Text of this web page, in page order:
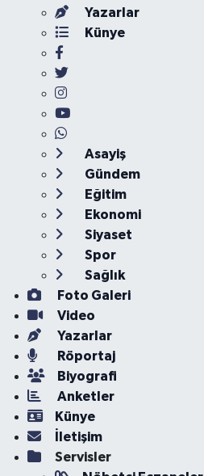
Yazarlar
Künye
Asayiş
Gündem
Eğitim
Ekonomi
Siyaset
Spor
Sağlık
Foto Galeri
Video
Yazarlar
Röportaj
Biyografi
Anketler
Künye
İletişim
Servisler